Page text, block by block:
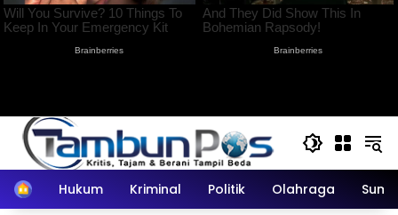
HomeHukum Kriminal Politik Olahraga